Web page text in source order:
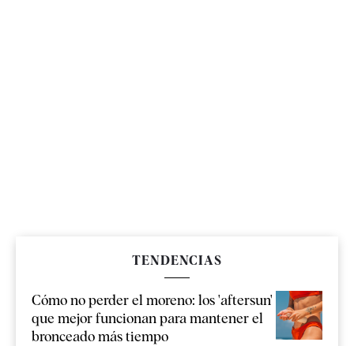
TENDENCIAS
Cómo no perder el moreno: los 'aftersun'
que mejor funcionan para mantener el
bronceado más tiempo